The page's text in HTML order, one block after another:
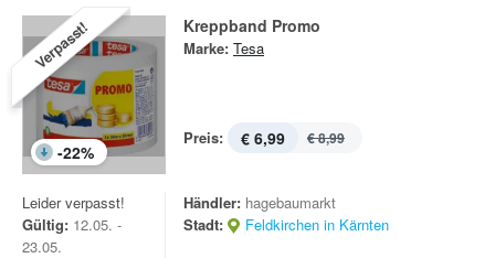
Verpasst!
-22%
Kreppband Promo
Marke: Tesa
Preis: € 6,99 € 8,99
Leider verpasst!
Gültig: 12.05. -
23.05.
Händler: hagebaumarkt
Stadt:
Feldkirchen in Kärnten